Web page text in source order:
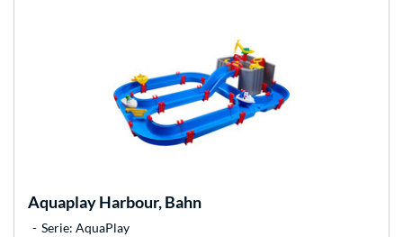
AquaplayHarbour, Bahn
Serie: AquaPlay